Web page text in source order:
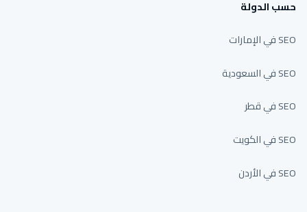
حسب الدولة
SEO في الإمارات
SEO في السعودية
SEO في قطر
SEO في الكويت
SEO في الأردن